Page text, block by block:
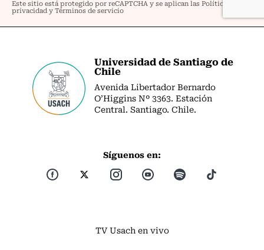
Universidad de Santiago de
Chile
Avenida Libertador Bernardo
O’Higgins Nº 3363. Estación
Central. Santiago. Chile.
Síguenos en:
TV Usach en vivo